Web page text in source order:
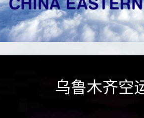
乌鲁木齐空